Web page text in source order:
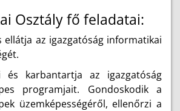
Osztály fő feladatai:
ellátja az igazgatóság informatikai
és karbantartja az igazgatóság
programjait. Gondoskodik a
üzemképességéről, ellenőrzi a